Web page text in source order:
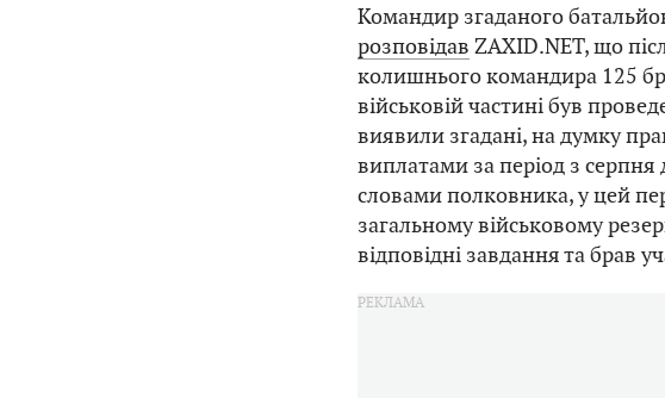
Командир згаданого
розповідав ZAXID.NET, що
колишнього командира 125
військовій частині був
виявили згадані, на думку
виплатами за період з серпня
словами полковника, у цей
загальному військовому
відповідні завдання та брав